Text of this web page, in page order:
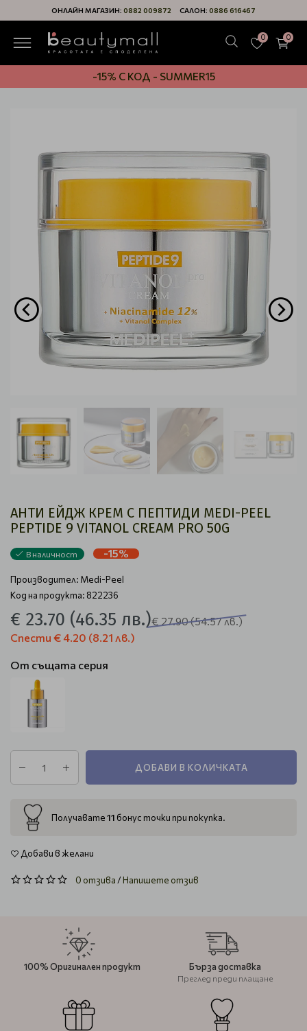
ОНЛАЙН МАГАЗИН: 0882 009872 САЛОН: 0886 616467
0 0
-15% С КОД - SUMMER15
АНТИ ЕЙДЖ КРЕМ С ПЕПТИДИ MEDI-PEEL
PEPTIDE 9 VITANOL CREAM PRO 50G
В наличност -15%
Производител: Medi-Peel
Код на продукта: 822236
€ 23.70 (46.35 лв.)€ 27.90(54.57 лв.)
Спести € 4.20 (8.21 лв.)
От същата серия
ДОБАВИ В КОЛИЧКАТА
Получавате11 бонус точки при покупка.
Добави в желани
0 отзива/Напишете отзив
100% Оригинален продукт Бърза доставка
Преглед преди плащане